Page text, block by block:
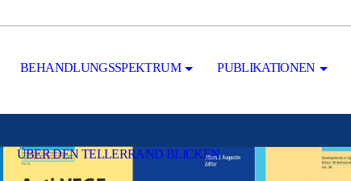
BEHANDLUNGSSPEKTRUM PUBLIKATIONEN
ÜBER DEN TELLERRAND BLICKEN